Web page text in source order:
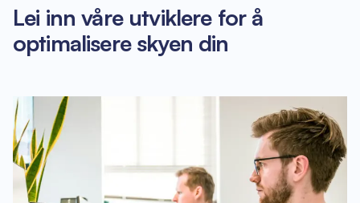
Lei inn våre utviklere for å
optimalisere skyen din